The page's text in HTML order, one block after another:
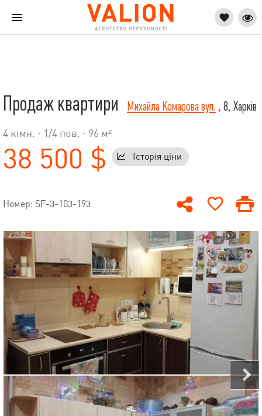
Продаж квартири Михайла Комарова вул. , 8, Харків
4 кімн. · 1 /4 пов. · 96 м²
38 500 $ Історія ціни
Номер: SF-3-103-193